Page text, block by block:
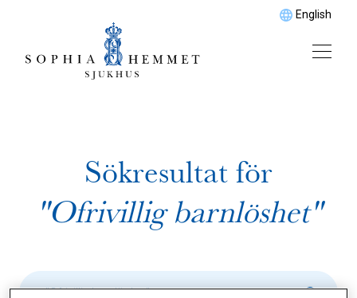
English
Sökresultat för
"Ofrivillig barnlöshet"